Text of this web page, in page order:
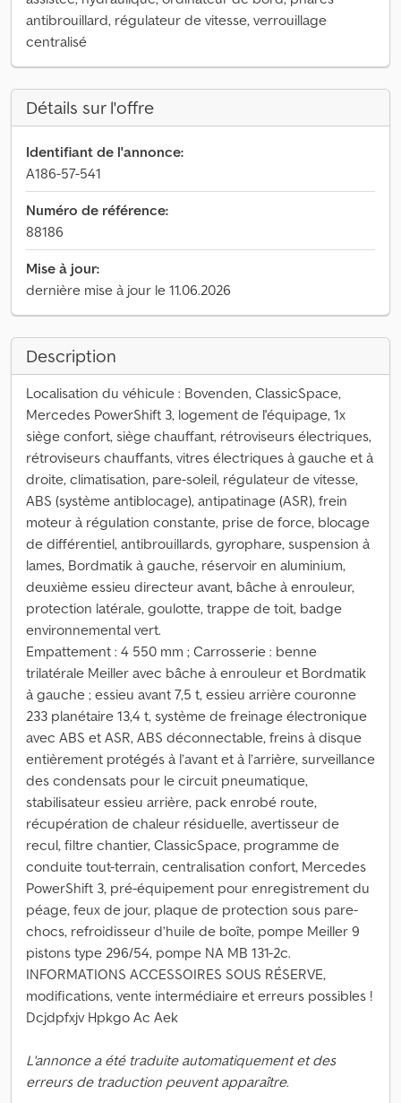
antibrouillard, régulateur de vitesse, verrouillage
centralisé
Détails sur l'offre
Identifiant de l'annonce:
A186-57-541
Numéro de référence:
88186
Mise à jour:
dernière mise à jour le 11.06.2026
Description
Localisation du véhicule : Bovenden, ClassicSpace,
Mercedes PowerShift 3, logement de l'équipage, 1x
siège confort, siège chauffant, rétroviseurs électriques,
rétroviseurs chauffants, vitres électriques à gauche et à
droite, climatisation, pare-soleil, régulateur de vitesse,
ABS (système antiblocage), antipatinage (ASR), frein
moteur à régulation constante, prise de force, blocage
de différentiel, antibrouillards, gyrophare, suspension à
lames, Bordmatik à gauche, réservoir en aluminium,
deuxième essieu directeur avant, bâche à enrouleur,
protection latérale, goulotte, trappe de toit, badge
environnemental vert.
Empattement : 4 550 mm ; Carrosserie : benne
trilatérale Meiller avec bâche à enrouleur et Bordmatik
à gauche ; essieu avant 7,5 t, essieu arrière couronne
233 planétaire 13,4 t, système de freinage électronique
avec ABS et ASR, ABS déconnectable, freins à disque
entièrement protégés à l’avant et à l’arrière, surveillance
des condensats pour le circuit pneumatique,
stabilisateur essieu arrière, pack enrobé route,
récupération de chaleur résiduelle, avertisseur de
recul, filtre chantier, ClassicSpace, programme de
conduite tout-terrain, centralisation confort, Mercedes
PowerShift 3, pré-équipement pour enregistrement du
péage, feux de jour, plaque de protection sous pare-
chocs, refroidisseur d’huile de boîte, pompe Meiller 9
pistons type 296/54, pompe NA MB 131-2c.
INFORMATIONS ACCESSOIRES SOUS RÉSERVE,
modifications, vente intermédiaire et erreurs possibles !
Dcjdpfxjv Hpkgo Ac Aek
L'annonce a été traduite automatiquement et des
erreurs de traduction peuvent apparaître.